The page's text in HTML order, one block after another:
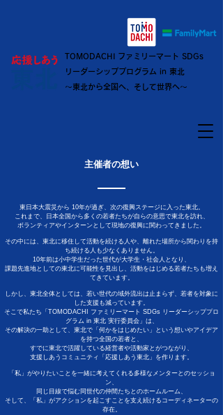
TOMODACHI ファミリーマート SDGs
リーダーシッププログラム in 東北
～東北から全国へ、そして世界へ～
主催者の想い
東日本大震災から 10年が過ぎ、次の復興ステージに入った東北。
これまで、日本全国から多くの若者たちが自らの意思で東北を訪れ、
ボランティアやインターンとして現地の復興に関わってきました。
その中には、東北に移住して活動を続ける人や、離れた場所から関わりを持
ち続ける人も少なくありません。
10年前は小中学生だった世代が大学生・社会人となり、
課題先進地としての東北に可能性を見出し、活動をはじめる若者たちも増え
てきています。
しかし、東北全体としては、若い世代の域外流出は止まらず、若者を対象に
した支援も減っています。
そこで私たち「TOMODACHI ファミリーマート SDGs リーダーシッププロ
グラム in 東北 実行委員会」は、
その解決の一助として、東北で「何かをはじめたい」という想いやアイデア
を持つ全国の若者と、
すでに東北で活躍している経営者や活動家とがつながり、
支援しあうコミュニティ「応援しあう東北」を作ります。
「私」がやりたいことを一緒に考えてくれる多様なメンターとのセッショ
ン、
同じ目線で悩む同世代の仲間たちとのホームルーム、
そして、「私」がアクションを起こすことを支え続けるコーディネーターの
存在。